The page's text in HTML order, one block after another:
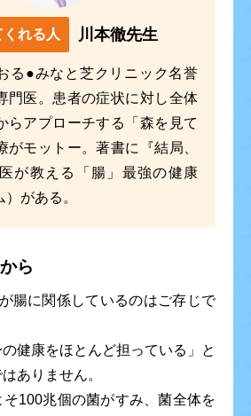
れる人 川本徹先生
る●みなと芝クリニック名誉
門医。患者の症状に対し全体
らアプローチする「森を見て
がモットー。著書に『結局、
が教える「腸」最強の健康
がある。
ら
腸に関係しているのはご存じで
の健康をほとんど担っている」と
ありません。
100兆個の菌がすみ、菌全体を